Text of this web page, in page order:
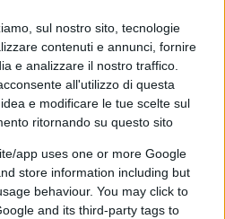
sul nostro sito, tecnologie
contenuti e annunci, fornire
e analizzare il nostro traffico.
all'utilizzo di questa
e modificare le tue scelte sul
ritornando su questo sito
app uses one or more Google
store information including but
behaviour. You may click to
and its third-party tags to
, sig. Crisanti, l’unica cosa
margine di
a fare il suo mestiere
vecchio incarico
destinato a un